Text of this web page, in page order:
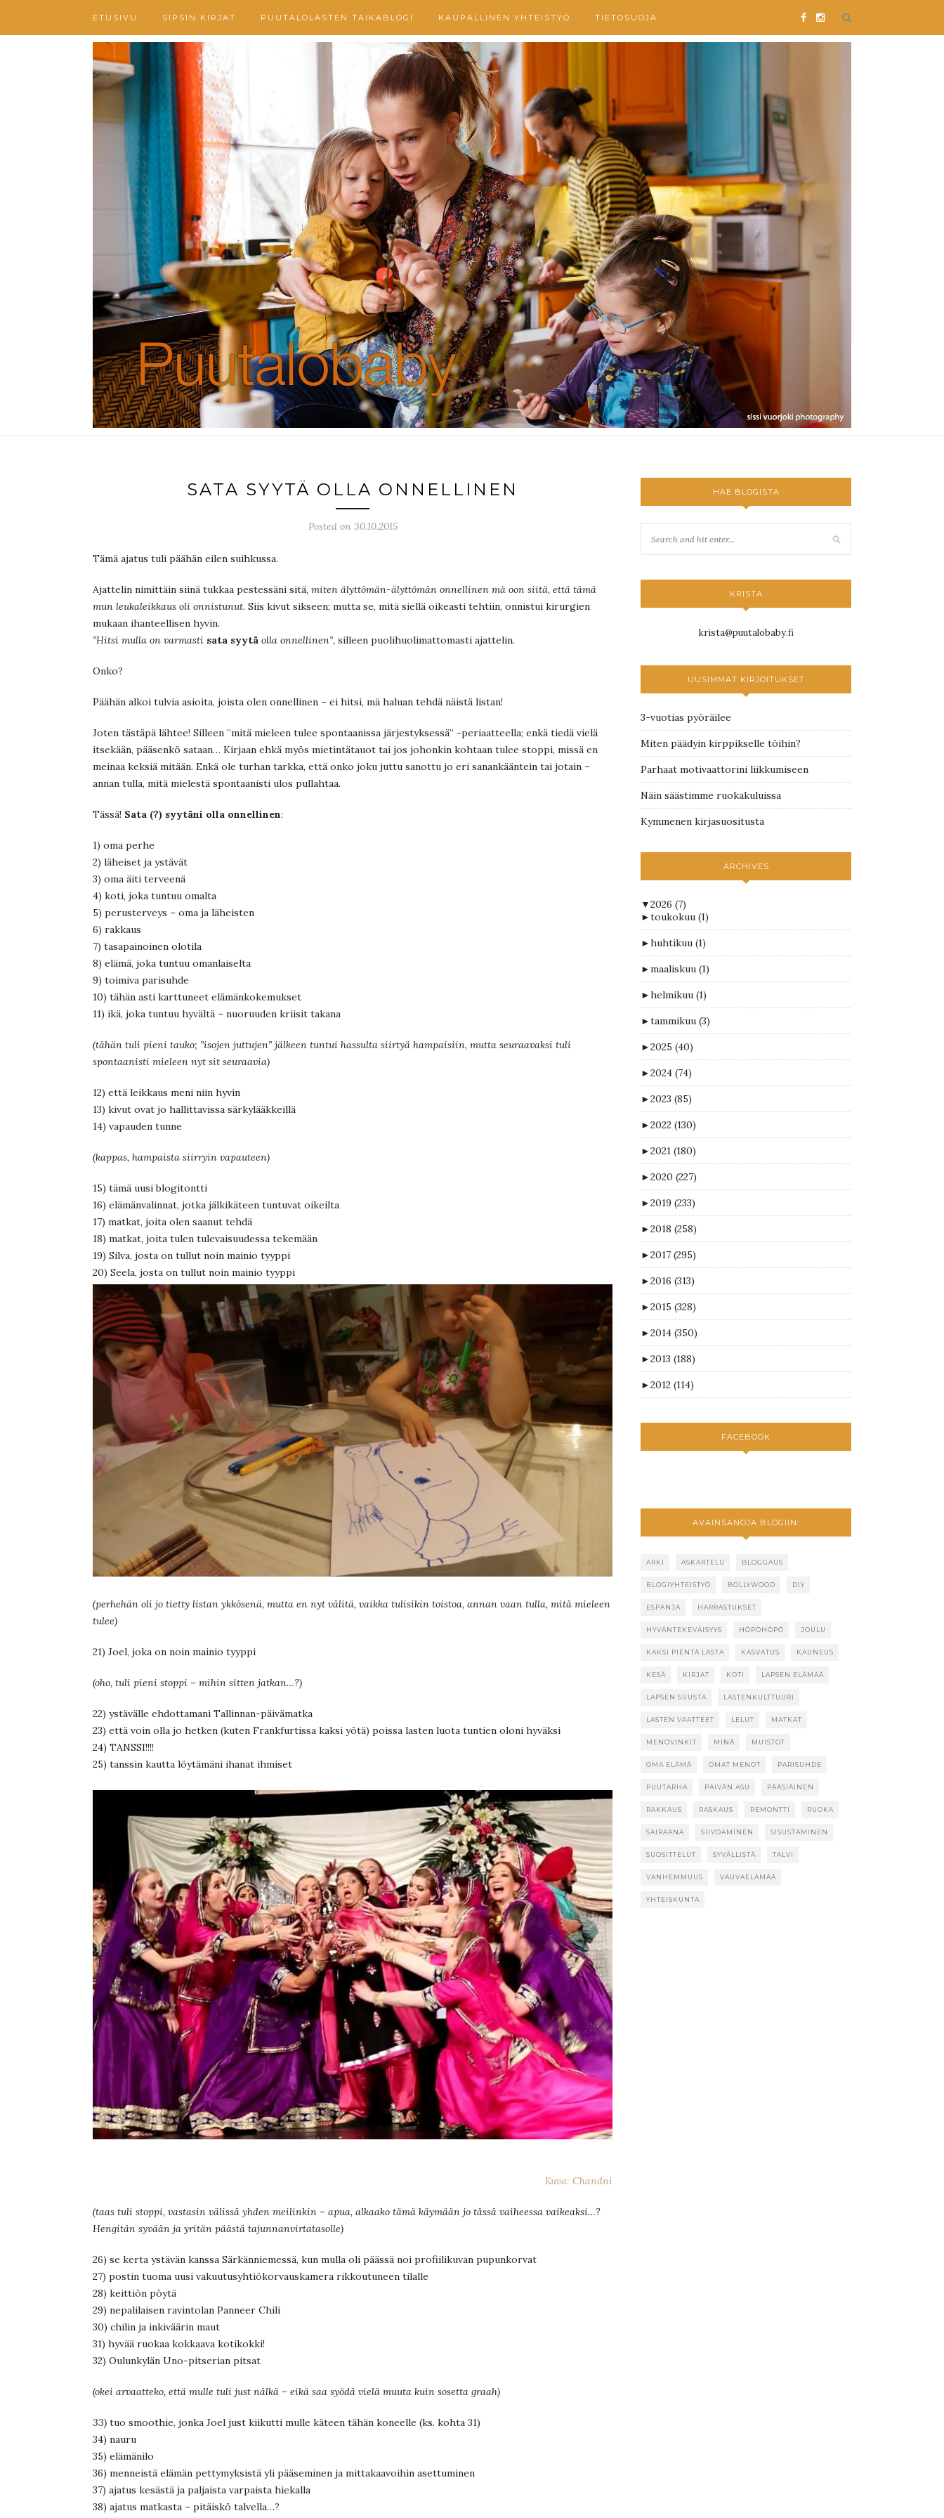
ETUSIVU SIPSIN KIRJAT PUUTALOLASTEN TAIKABLOGI KAUPALLINEN YHTEISTYÖ TIETOSUOJA
SATA SYYTÄ OLLA ONNELLINEN
Posted on 30.10.2015
Tämä ajatus tuli päähän eilen suihkussa.
Ajattelin nimittäin siinä tukkaa pestessäni sitä, miten älyttömän-älyttömän onnellinen mä oon siitä, että tämä
mun leukaleikkaus oli onnistunut. Siis kivut sikseen; mutta se, mitä siellä oikeasti tehtiin, onnistui kirurgien
mukaan ihanteellisen hyvin.
”Hitsi mulla on varmasti sata syytä olla onnellinen”, silleen puolihuolimattomasti ajattelin.
Onko?
Päähän alkoi tulvia asioita, joista olen onnellinen – ei hitsi, mä haluan tehdä näistä listan!
Joten tästäpä lähtee! Silleen ”mitä mieleen tulee spontaanissa järjestyksessä” -periaatteella; enkä tiedä vielä
itsekään, pääsenkö sataan… Kirjaan ehkä myös mietintätauot tai jos johonkin kohtaan tulee stoppi, missä en
meinaa keksiä mitään. Enkä ole turhan tarkka, että onko joku juttu sanottu jo eri sanankääntein tai jotain –
annan tulla, mitä mielestä spontaanisti ulos pullahtaa.
Tässä! Sata (?) syytäni olla onnellinen:
1) oma perhe
2) läheiset ja ystävät
3) oma äiti terveenä
4) koti, joka tuntuu omalta
5) perusterveys – oma ja läheisten
6) rakkaus
7) tasapainoinen olotila
8) elämä, joka tuntuu omanlaiselta
9) toimiva parisuhde
10) tähän asti karttuneet elämänkokemukset
11) ikä, joka tuntuu hyvältä – nuoruuden kriisit takana
(tähän tuli pieni tauko; ”isojen juttujen” jälkeen tuntui hassulta siirtyä hampaisiin, mutta seuraavaksi tuli
spontaanisti mieleen nyt sit seuraavia)
12) että leikkaus meni niin hyvin
13) kivut ovat jo hallittavissa särkylääkkeillä
14) vapauden tunne
(kappas, hampaista siirryin vapauteen)
15) tämä uusi blogitontti
16) elämänvalinnat, jotka jälkikäteen tuntuvat oikeilta
17) matkat, joita olen saanut tehdä
18) matkat, joita tulen tulevaisuudessa tekemään
19) Silva, josta on tullut noin mainio tyyppi
20) Seela, josta on tullut noin mainio tyyppi
(perhehän oli jo tietty listan ykkösenä, mutta en nyt välitä, vaikka tulisikin toistoa, annan vaan tulla, mitä mieleen
tulee)
21) Joel, joka on noin mainio tyyppi
(oho, tuli pieni stoppi – mihin sitten jatkan…?)
22) ystävälle ehdottamani Tallinnan-päivämatka
23) että voin olla jo hetken (kuten Frankfurtissa kaksi yötä) poissa lasten luota tuntien oloni hyväksi
24) TANSSI!!!!
25) tanssin kautta löytämäni ihanat ihmiset
Kuva: Chandni
(taas tuli stoppi, vastasin välissä yhden meilinkin – apua, alkaako tämä käymään jo tässä vaiheessa vaikeaksi…?
Hengitän syvään ja yritän päästä tajunnanvirtatasolle)
26) se kerta ystävän kanssa Särkänniemessä, kun mulla oli päässä noi profiilikuvan pupunkorvat
27) postin tuoma uusi vakuutusyhtiökorvauskamera rikkoutuneen tilalle
28) keittiön pöytä
29) nepalilaisen ravintolan Panneer Chili
30) chilin ja inkiväärin maut
31) hyvää ruokaa kokkaava kotikokki!
32) Oulunkylän Uno-pitserian pitsat
(okei arvaatteko, että mulle tuli just nälkä – eikä saa syödä vielä muuta kuin sosetta graah)
33) tuo smoothie, jonka Joel just kiikutti mulle käteen tähän koneelle (ks. kohta 31)
34) nauru
35) elämänilo
36) menneistä elämän pettymyksistä yli pääseminen ja mittakaavoihin asettuminen
37) ajatus kesästä ja paljaista varpaista hiekalla
38) ajatus matkasta – pitäiskö talvella…?
HAE BLOGISTA
KRISTA
krista@puutalobaby.fi
UUSIMMAT KIRJOITUKSET
3-vuotias pyöräilee
Miten päädyin kirppikselle töihin?
Parhaat motivaattorini liikkumiseen
Näin säästimme ruokakuluissa
Kymmenen kirjasuositusta
ARCHIVES
▼2026 (7)
►toukokuu (1)
►huhtikuu (1)
►maaliskuu (1)
►helmikuu (1)
►tammikuu (3)
►2025 (40)
►2024 (74)
►2023 (85)
►2022 (130)
►2021 (180)
►2020 (227)
►2019 (233)
►2018 (258)
►2017 (295)
►2016 (313)
►2015 (328)
►2014 (350)
►2013 (188)
►2012 (114)
FACEBOOK
AVAINSANOJA BLOGIIN:
ARKI ASKARTELU BLOGGAUS
BLOGIYHTEISTYÖ BOLLYWOOD DIY
ESPANJA HARRASTUKSET
HYVÄNTEKEVÄISYYS HÖPÖHÖPÖ JOULU
KAKSI PIENTÄ LASTA KASVATUS KAUNEUS
KESÄ KIRJAT KOTI LAPSEN ELÄMÄÄ
LAPSEN SUUSTA LASTENKULTTUURI
LASTEN VAATTEET LELUT MATKAT
MENOVINKIT MINÄ MUISTOT
OMA ELÄMÄ OMAT MENOT PARISUHDE
PUUTARHA PÄIVÄN ASU PÄÄSIÄINEN
RAKKAUS RASKAUS REMONTTI RUOKA
SAIRAANA SIIVOAMINEN SISUSTAMINEN
SUOSITTELUT SYVÄLLISTÄ TALVI
VANHEMMUUS VAUVAELÄMÄÄ
YHTEISKUNTA